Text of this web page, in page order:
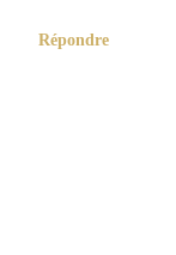
Répondre